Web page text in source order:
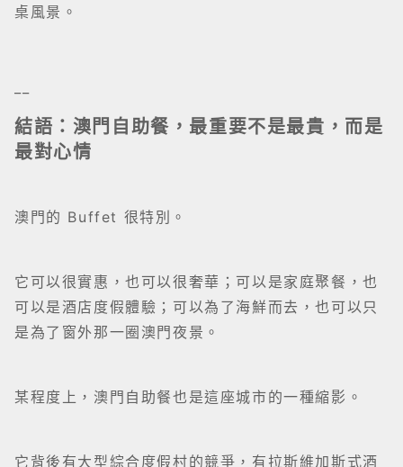
桌風景。
結語：澳門自助餐，最重要不是最貴，而是
最對心情
澳門的 Buffet 很特別。
它可以很實惠，也可以很奢華；可以是家庭聚餐，也
可以是酒店度假體驗；可以為了海鮮而去，也可以只
是為了窗外那一圈澳門夜景。
某程度上，澳門自助餐也是這座城市的一種縮影。
它背後有大型綜合度假村的競爭，有拉斯維加斯式酒